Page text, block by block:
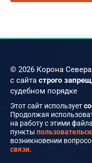
© 2026 Корона
с сайта строго
судебном порядке
Этот сайт использует
Продолжая
на работу с этими
пункты
возникновении
связи.